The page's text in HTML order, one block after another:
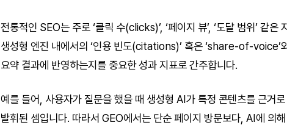
전통적인 SEO는 주로 ‘클릭 수(clicks)’, ‘페이지 뷰’, ‘도달 범위’ 같
생성형 엔진 내에서의 ‘인용 빈도(citations)’ 혹은 ‘share-of-voice’
요약 결과에 반영하는지를 중요한 성과 지표로 간주합니다.
예를 들어, 사용자가 질문을 했을 때 생성형 AI가 특정 콘텐츠를 근거
발휘된 셈입니다. 따라서 GEO에서는 단순 페이지 방문보다, AI에 의